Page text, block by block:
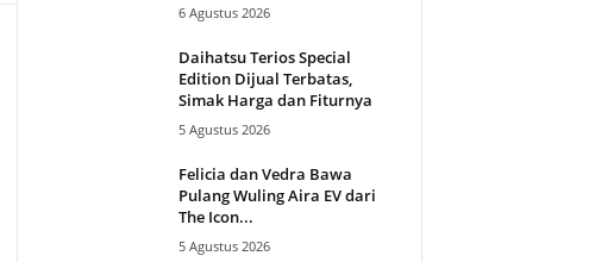
6 Agustus 2026
Daihatsu Terios Special
Edition Dijual Terbatas,
Simak Harga dan Fiturnya
5 Agustus 2026
Felicia dan Vedra Bawa
Pulang Wuling Aira EV dari
The Icon...
5 Agustus 2026